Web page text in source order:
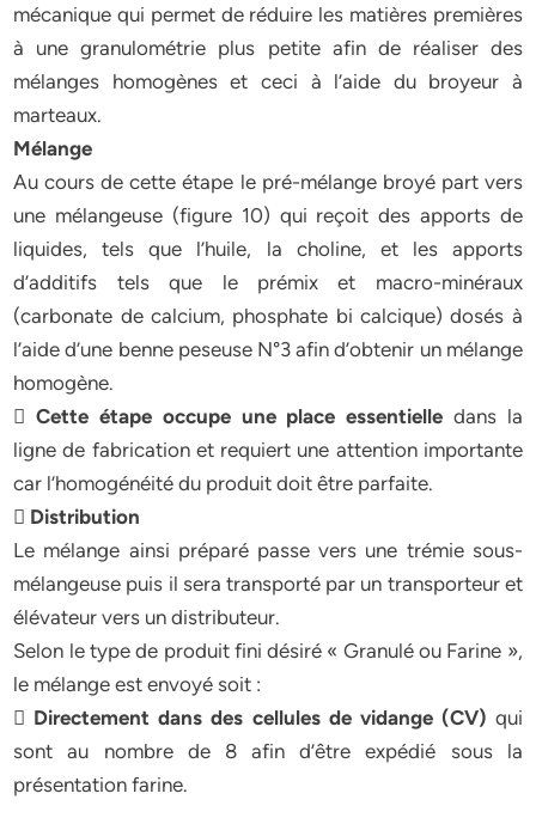
mécanique qui permet de réduire les matières premières
à une granulométrie plus petite afin de réaliser des
mélanges homogènes et ceci à l’aide du broyeur à
marteaux.
Mélange
Au cours de cette étape le pré-mélange broyé part vers
une mélangeuse (figure 10) qui reçoit des apports de
liquides, tels que l’huile, la choline, et les apports
d’additifs tels que le prémix et macro-minéraux
(carbonate de calcium, phosphate bi calcique) dosés à
l’aide d’une benne peseuse N°3 afin d’obtenir un mélange
homogène.
 Cette étape occupe une place essentielle dans la
ligne de fabrication et requiert une attention importante
car l’homogénéité du produit doit être parfaite.
 Distribution
Le mélange ainsi préparé passe vers une trémie sous-
mélangeuse puis il sera transporté par un transporteur et
élévateur vers un distributeur.
Selon le type de produit fini désiré « Granulé ou Farine »,
le mélange est envoyé soit :
 Directement dans des cellules de vidange (CV) qui
sont au nombre de 8 afin d’être expédié sous la
présentation farine.